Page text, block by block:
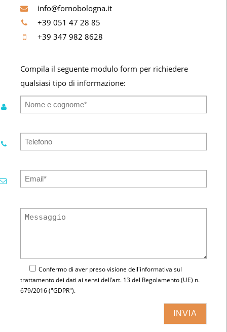
info@fornobologna.it
+39 051 47 28 85
+39 347 982 8628
Compila il seguente modulo form per richiedere
qualsiasi tipo di informazione:
Confermo di aver preso visione dell'informativa sul
trattamento dei dati ai sensi dell’art. 13 del Regolamento (UE) n.
679/2016 ("GDPR").